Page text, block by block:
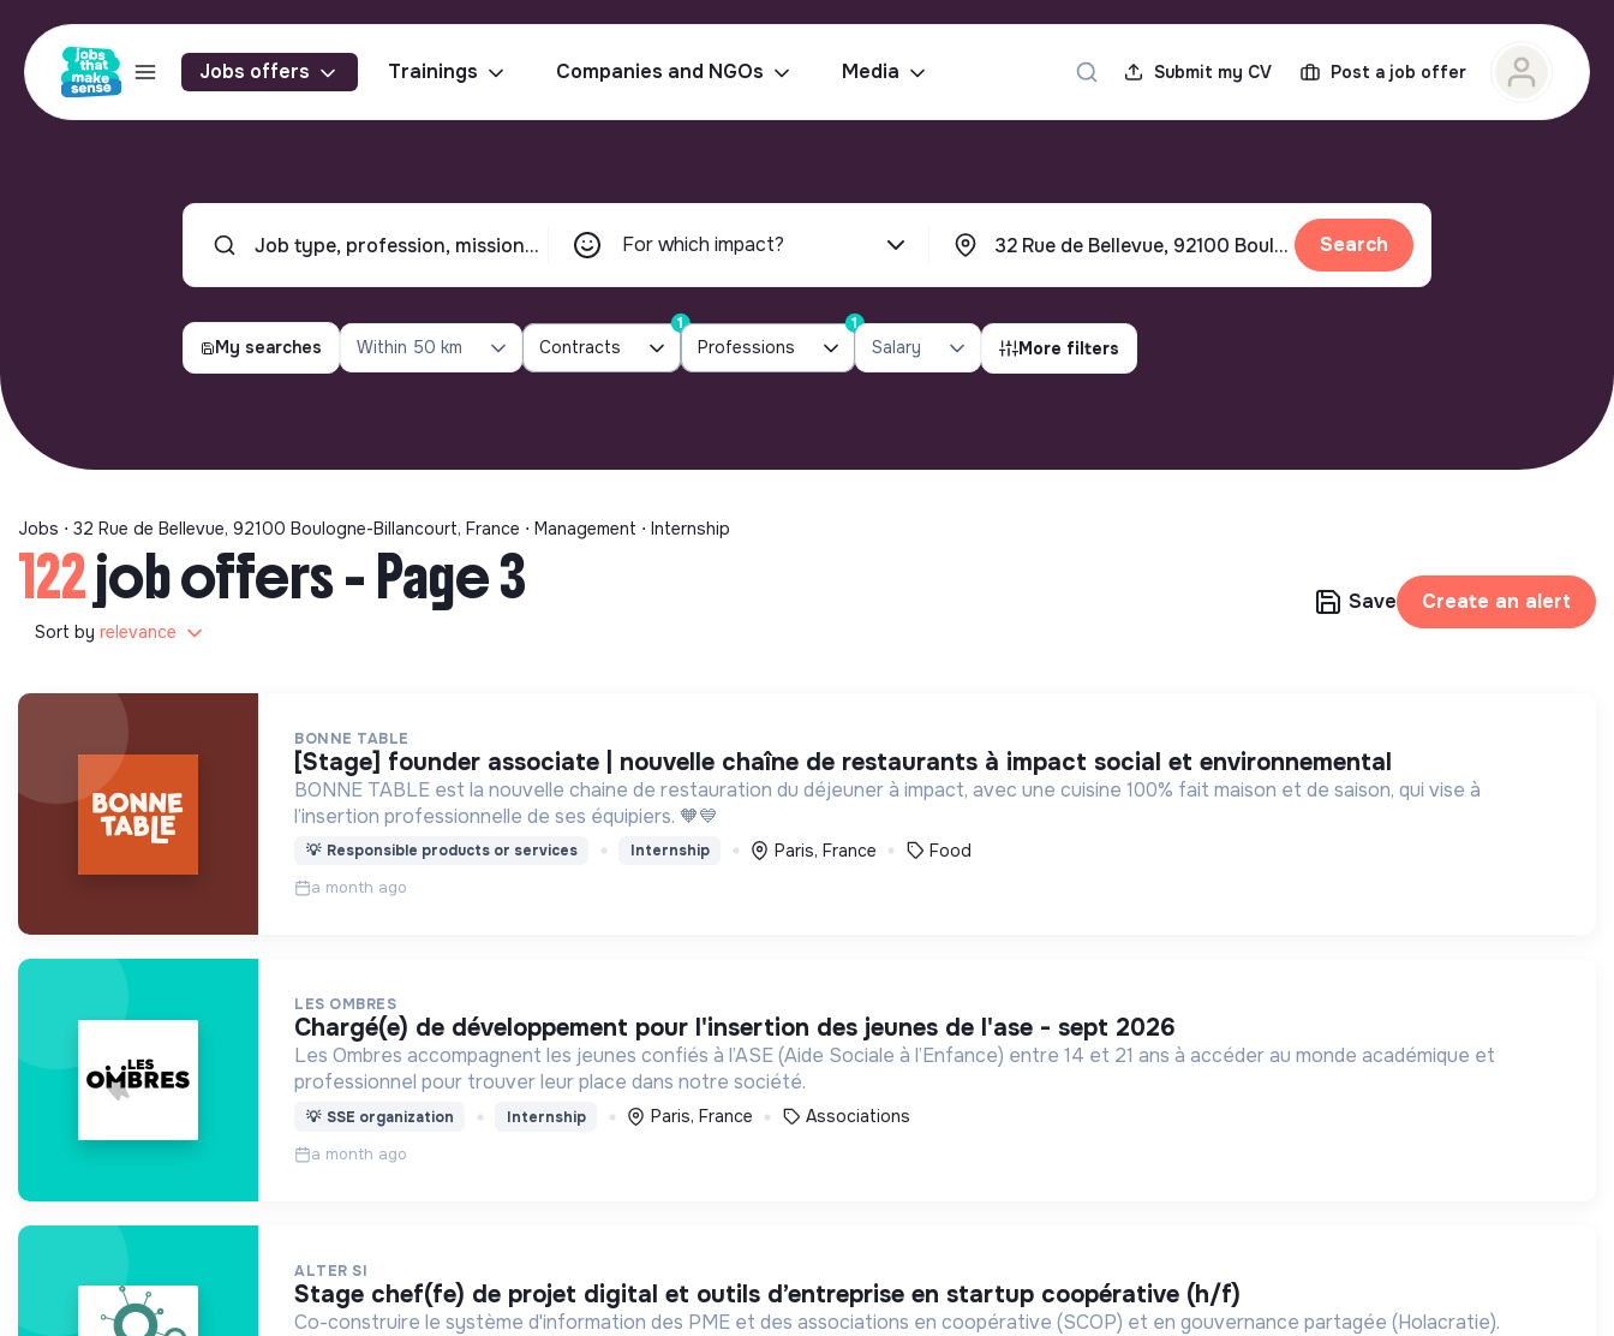
Jobs offers Trainings Companies and NGOs Media Submit my CV Post a job offer
For which impact? Search
My searches Within 50 km Contracts
1
Professions
1
Salary More filters
Jobs ⋅ 32 Rue de Bellevue, 92100 Boulogne-Billancourt, France ⋅ Management ⋅ Internship
122job offers - Page 3
Sort by relevance
Save Create an alert
BONNE TABLE
[stage] founder associate | nouvelle chaîne de restaurants à impact social et environnemental
BONNE TABLE est la nouvelle chaine de restauration du déjeuner à impact, avec une cuisine 100% fait maison et de saison, qui vise à
l’insertion professionnelle de ses équipiers. 🧡💙
💡 Responsible products or services Internship Paris, France Food
a month ago
LES OMBRES
chargé(e) de développement pour l'insertion des jeunes de l'ase - sept 2026
Les Ombres accompagnent les jeunes confiés à l’ASE (Aide Sociale à l’Enfance) entre 14 et 21 ans à accéder au monde académique et
professionnel pour trouver leur place dans notre société.
💡 SSE organization Internship Paris, France Associations
a month ago
ALTER SI
stage chef(fe) de projet digital et outils d’entreprise en startup coopérative (h/f)
Co-construire le système d'information des PME et des associations en coopérative (SCOP) et en gouvernance partagée (Holacratie).